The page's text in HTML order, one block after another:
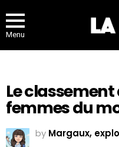
Menu
Le classement
femmes du
by Margaux,